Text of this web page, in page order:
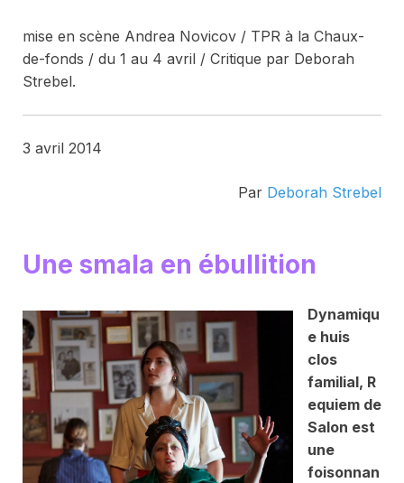
mise en scène Andrea Novicov / TPR à la Chaux-
de-fonds / du 1 au 4 avril / Critique par Deborah
Strebel.
3 avril 2014
Par Deborah Strebel
Une smala en ébullition
Dynamiqu
e huis
clos
familial, R
equiem de
Salon est
une
foisonnan